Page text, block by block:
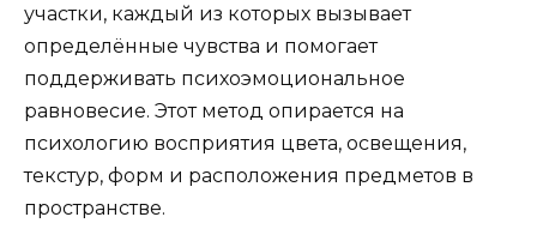
участки, каждый из которых вызывает
определённые чувства и помогает
поддерживать психоэмоциональное
равновесие. Этот метод опирается на
психологию восприятия цвета, освещения,
текстур, форм и расположения предметов в
пространстве.